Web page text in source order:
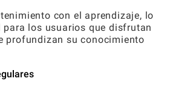
con el aprendizaje, lo
para los usuarios que disfrutan
profundizan su conocimiento